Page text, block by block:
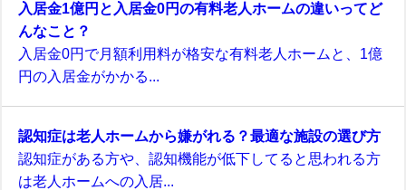
入居金1億円と入居金0円の有料老人ホームの違いってど
んなこと？
入居金0円で月額利用料が格安な有料老人ホームと、1億
円の入居金がかかる...
認知症は老人ホームから嫌がれる？最適な施設の選び方
認知症がある方や、認知機能が低下してると思われる方
は老人ホームへの入居...